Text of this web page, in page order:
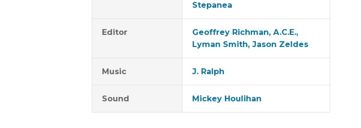
Stepanea
Editor
Geoffrey Richman, A.C.E.,
Lyman Smith, Jason Zeldes
Music J. Ralph
Sound Mickey Houlihan